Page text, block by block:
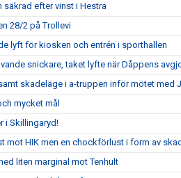
säkrad efter vinst i Hestra
28/2 på Trollevi
lyft för kiosken och entrén i sporthallen
snickare, taket lyfte när Dåppens
skadeläge i a-truppen inför mötet med
mycket mål
i Skillingaryd!
mot HIK men en chockförlust i form av
liten marginal mot Tenhult